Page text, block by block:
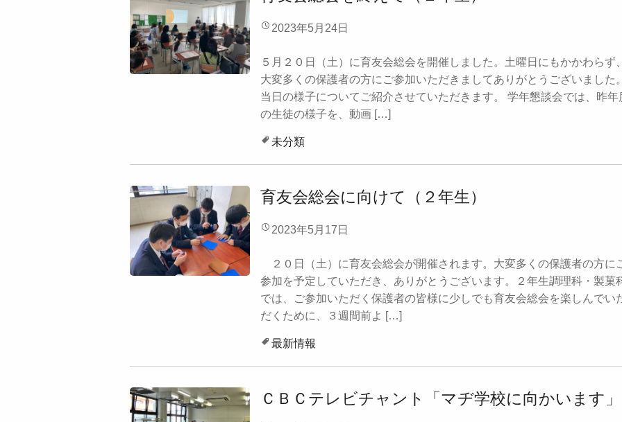
2023年5月24日
５月２０日（土）に育友会総会を開催しました。土曜日にもかかわらず、
大変多くの保護者の方にご参加いただきましてありがとうございました。
当日の様子についてご紹介させていただきます。 学年懇談会では、昨年
の生徒の様子を、動画 […]
未分類
育友会総会に向けて（２年生）
2023年5月17日
２０日（土）に育友会総会が開催されます。大変多くの保護者の方に
参加を予定していただき、ありがとうございます。２年生調理科・製菓
では、ご参加いただく保護者の皆様に少しでも育友会総会を楽しんでい
だくために、３週間前よ […]
最新情報
ＣＢＣテレビチャント「マヂ学校に向かいます」